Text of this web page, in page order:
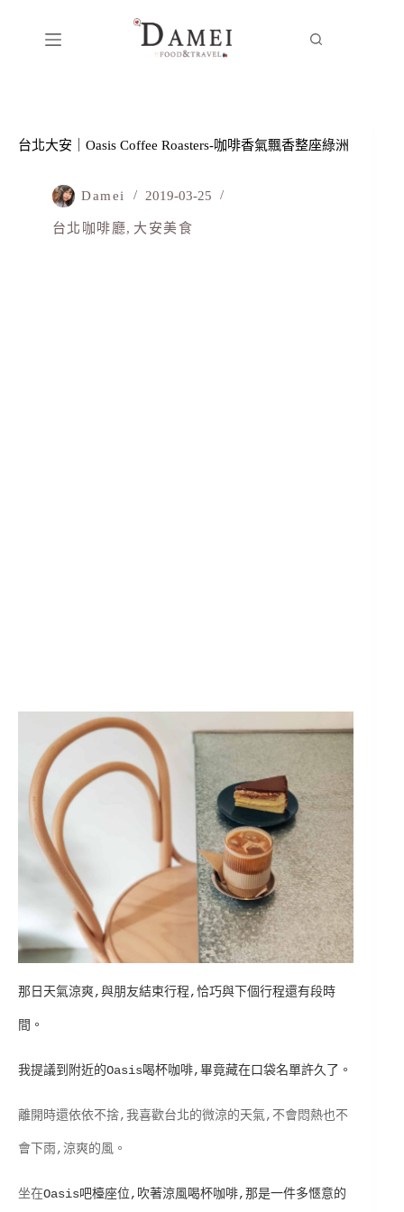
台北大安｜Oasis Coffee Roasters -咖啡香氣飄香整座綠洲
Damei 2019-03-25
台北咖啡廳, 大安美食
那日天氣涼爽,與朋友結束行程,恰巧與下個行程還有段時
間。
我提議到附近的Oasis喝杯咖啡,畢竟藏在口袋名單許久了。
離開時還依依不捨,我喜歡台北的微涼的天氣,不會悶熱也不
會下雨,涼爽的風。
坐在Oasis吧檯座位,吹著涼風喝杯咖啡,那是一件多愜意的